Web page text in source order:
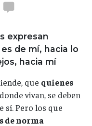
expresan
de mí, hacia lo
hacia mí
que quienes
vivan, se deben
sí. Pero los que
de norma